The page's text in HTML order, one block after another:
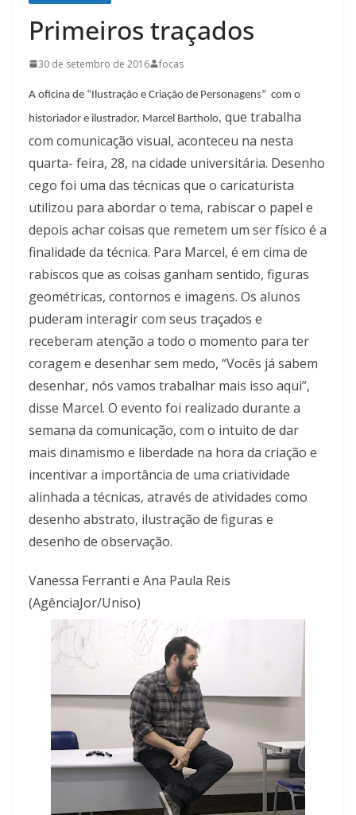
Primeiros traçados
30 de setembro de 2016 focas
A oficina de “Ilustração e Criação de Personagens” com o
historiador e ilustrador, Marcel Bartholo, que trabalha
com comunicação visual, aconteceu na nesta
quarta- feira, 28, na cidade universitária. Desenho
cego foi uma das técnicas que o caricaturista
utilizou para abordar o tema, rabiscar o papel e
depois achar coisas que remetem um ser físico é a
finalidade da técnica. Para Marcel, é em cima de
rabiscos que as coisas ganham sentido, figuras
geométricas, contornos e imagens. Os alunos
puderam interagir com seus traçados e
receberam atenção a todo o momento para ter
coragem e desenhar sem medo, “Vocês já sabem
desenhar, nós vamos trabalhar mais isso aqui”,
disse Marcel. O evento foi realizado durante a
semana da comunicação, com o intuito de dar
mais dinamismo e liberdade na hora da criação e
incentivar a importância de uma criatividade
alinhada a técnicas, através de atividades como
desenho abstrato, ilustração de figuras e
desenho de observação.
Vanessa Ferranti e Ana Paula Reis
(AgênciaJor/Uniso)